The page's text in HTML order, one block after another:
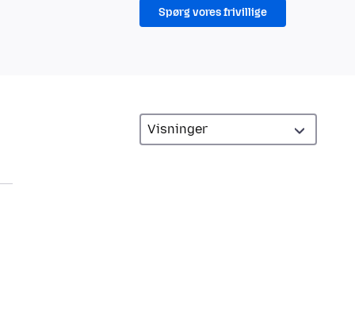
Spørg vores frivillige